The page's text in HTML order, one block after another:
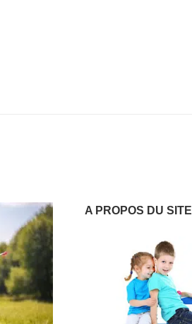
A PROPOS DU SITE